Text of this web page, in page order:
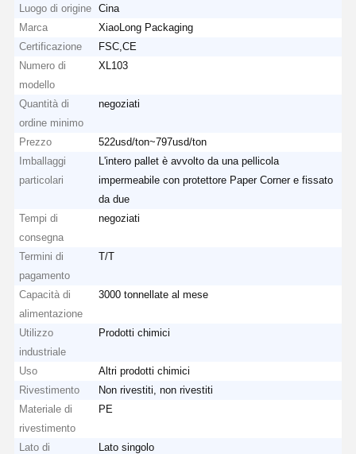
Luogo di origine
Cina
Marca
XiaoLong Packaging
Certificazione
FSC,CE
Numero di
modello
XL103
Quantità di
ordine minimo
negoziati
Prezzo
522usd/ton~797usd/ton
Imballaggi
particolari
L'intero pallet è avvolto da una pellicola
impermeabile con protettore Paper Corner e fissato
da due
Tempi di
consegna
negoziati
Termini di
pagamento
T/T
Capacità di
alimentazione
3000 tonnellate al mese
Utilizzo
industriale
Prodotti chimici
Uso
Altri prodotti chimici
Rivestimento
Non rivestiti, non rivestiti
Materiale di
rivestimento
PE
Lato di
Lato singolo